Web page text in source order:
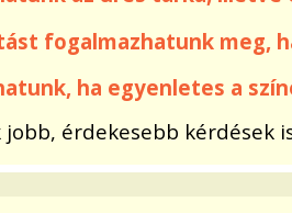
fogalmazhatunk meg,
ha egyenletes a
jobb, érdekesebb kérdések